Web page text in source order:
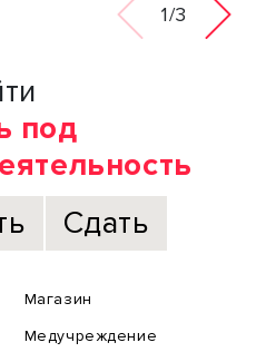
1/3
под
Сдать
Магазин
Медучреждение